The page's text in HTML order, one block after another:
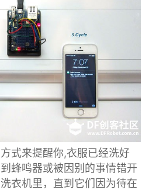
式来提醒你,衣服已经洗好
蜂鸣器或被因别的事情错开
衣机里，直到它们因为待在